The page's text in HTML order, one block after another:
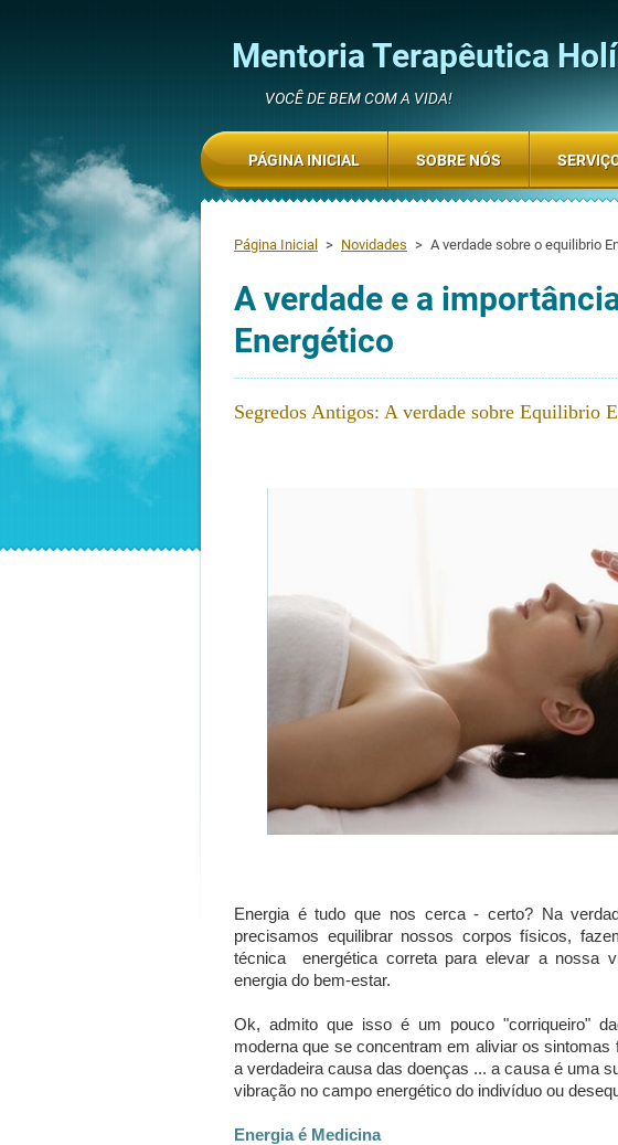
Mentoria Terapêutica
VOCÊ DE BEM COM A VIDA!
Página Inicial > Novidades > A verdade sobre o equilibrio
A verdade e a
Energético
Segredos Antigos: A verdade sobre Equilibrio
Energia é tudo que nos cerca - certo? Na
precisamos equilibrar nossos corpos físicos,
técnicaenergética correta para elevar a nossa
energia do bem-estar.
Ok, admito que isso é um pouco "corriqueiro"
moderna que se concentram em aliviar os
a verdadeira causa das doenças ... a causa é uma
vibração no campo energético do indivíduo ou
Energia é Medicina
PÁGINA INICIAL SOBRE NÓS